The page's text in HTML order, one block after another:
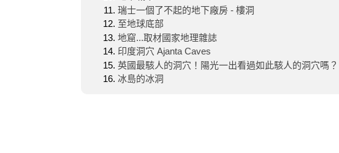
瑞士一個了不起的地下廠房 - 樓洞
至地球底部
地窟...取材國家地理雜誌
印度洞穴 Ajanta Caves
英國最駭人的洞穴！陽光一出看過如此駭人的洞穴嗎？
冰島的冰洞